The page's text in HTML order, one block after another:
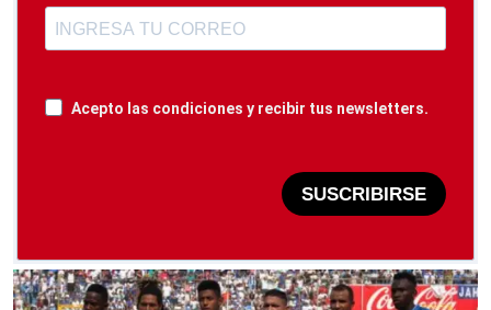
Acepto las condiciones y recibir tus newsletters.
SUSCRIBIRSE